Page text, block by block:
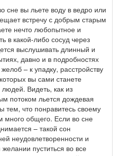
сне вы льете воду в ведро или
встречу с добрым старым
нечто любопытное и
в какой-либо сосуд через
выслушивать длинный и
давно и в подробностях
– к упадку, расстройству
вы сами станете
людей. Видеть, как из
потоком льется дождевая
тем, что понравитесь своему
много общего. Если во сне
– такой сон
неудовлетворенности и
пуститься во все